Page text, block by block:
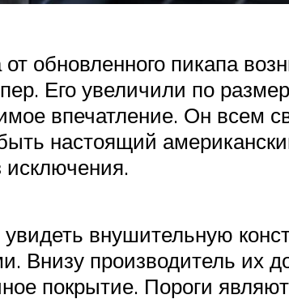
обновленного пикапа
Его увеличили по
впечатление. Он всем
настоящий
исключения.
внушительную
Внизу производитель
покрытие. Пороги